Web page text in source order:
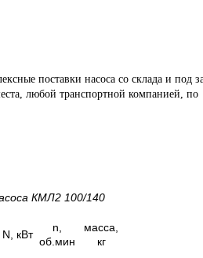
поставки насоса со склада и под
любой транспортной компанией, по
КМЛ2 100/140
N, кВт
n,
об.мин
масса,
кг